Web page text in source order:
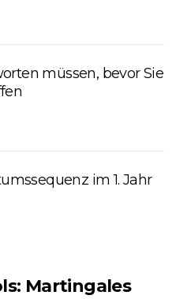
müssen, bevor Sie
im 1. Jahr
Martingales